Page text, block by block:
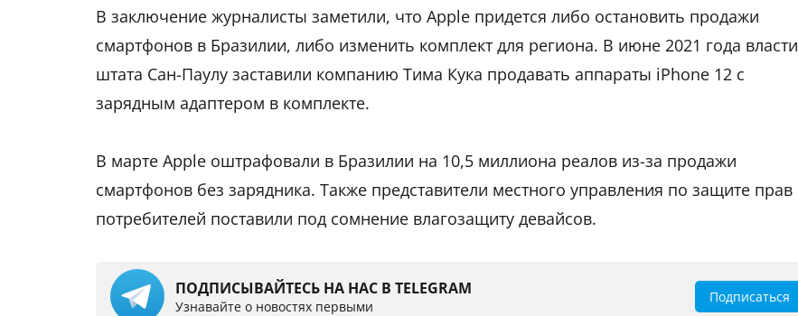
В заключение журналисты заметили, что Apple придется либо остановить продажи
смартфонов в Бразилии, либо изменить комплект для региона. В июне 2021 года власти
штата Сан-Паулу заставили компанию Тима Кука продавать аппараты iPhone 12 с
зарядным адаптером в комплекте.
В марте Apple оштрафовали в Бразилии на 10,5 миллиона реалов из-за продажи
смартфонов без зарядника. Также представители местного управления по защите прав
потребителей поставили под сомнение влагозащиту девайсов.
ПОДПИСЫВАЙТЕСЬ НА НАС В TELEGRAM
Узнавайте о новостях первыми
Подписаться